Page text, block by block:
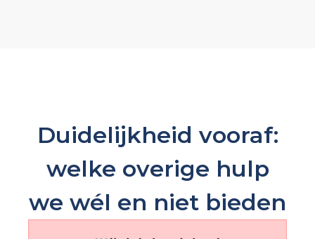
Duidelijkheid vooraf:
welke overige hulp
we wél en niet bieden